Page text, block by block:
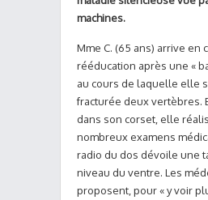
machines.
Mme C. (65 ans) arrive en
rééducation après une «
au cours de laquelle elle
fracturée deux vertèbres.
dans son corset, elle
nombreux examens
radio du dos dévoile une
niveau du ventre. Les
proposent, pour « y voir